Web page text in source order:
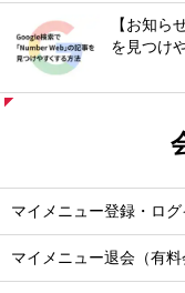
【お知ら
を見つけ
マイメニュー登録・ログ
マイメニュー退会（有料